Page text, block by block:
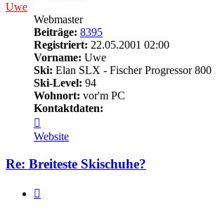
Uwe
Webmaster
Beiträge: 8395
Registriert: 22.05.2001 02:00
Vorname: Uwe
Ski: Elan SLX - Fischer Progressor 800
Ski-Level: 94
Wohnort: vor'm PC
Kontaktdaten:
von
Website
Re: Breiteste Skischuhe?